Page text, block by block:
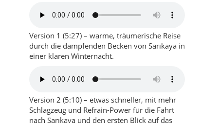
Version 2 (5:10) – etwas schneller, mit mehr
Schlagzeug und Refrain-Power für die Fahrt
römische Bad.
Songtext-Ausschnitt
„Sarıkaya, wenn die Quellen glühen,